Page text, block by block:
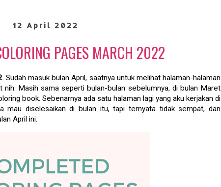
12 April 2022
PAGES MARCH 2022
. Sudah masuk bulan April, saatnya untuk melihat halaman-halaman
nih. Masih sama seperti bulan-bulan sebelumnya, di bulan Maret
book. Sebenarnya ada satu halaman lagi yang aku kerjakan di
mau diselesaikan di bulan itu, tapi ternyata tidak sempat, dan
April ini.